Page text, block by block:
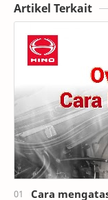
Artikel Terkait
Cara